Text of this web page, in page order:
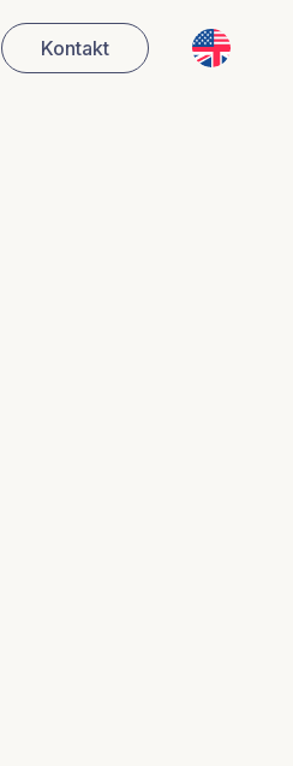
Kontakt EN